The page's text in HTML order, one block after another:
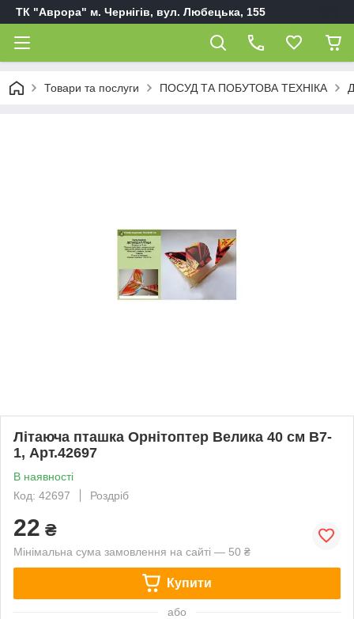
ТК "Аврора" м. Чернігів, вул. Любецька, 155
Товари та послуги ПОСУД ТА ПОБУТОВА ТЕХНІКА
Літаюча пташка Орнітоптер Велика 40 см B7-
1, Арт.42697
В наявності
Код: 42697
Роздріб
22 ₴
Мінімальна сума замовлення на сайті — 50 ₴
Купити
або